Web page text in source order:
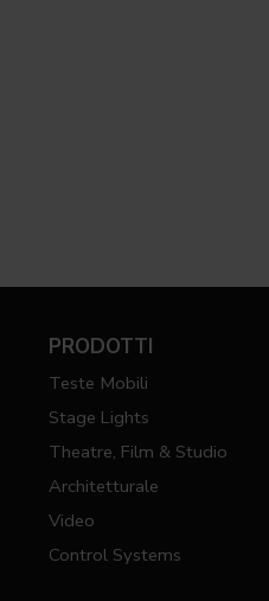
PRODOTTI
Teste Mobili
Stage Lights
Theatre, Film & Studio
Architetturale
Video
Control Systems